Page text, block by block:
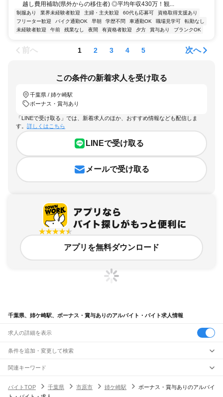
越し費用補助(県外からの移住者) ◎平均年収430万！観...
制服あり 業界未経験者歓迎 主婦・主夫歓迎 60代も応募可
資格取得支援あり
フリーター歓迎
バイク通勤OK 早朝 学歴不問 車通勤OK 職場見学可
転勤なし
未経験者歓迎
午前 残業なし 夜間 有資格者歓迎 夕方 賞与あり ブランクOK
前へ 1 2 3 4 5 次へ
この条件の新着求人を受け取る
千葉県 / 姉ケ崎駅
ボーナス・賞与あり
「LINEで受け取る」では、新着求人のほか、おすすめ情報なども配信しま
す。 詳しくはこちら
LINEで受け取る
メールで受け取る
アプリを無料ダウンロード
千葉県、姉ケ崎駅、ボーナス・賞与ありのアルバイト・バイト求人情報
求人の詳細を表示
条件を追加・変更して検索
市区町村を追加・変更
千葉県すべて
駅を追加・変更
関連キーワード
バイトTOP
千葉県 市原市 姉ケ崎駅
ボーナス・賞与ありのアルバイ